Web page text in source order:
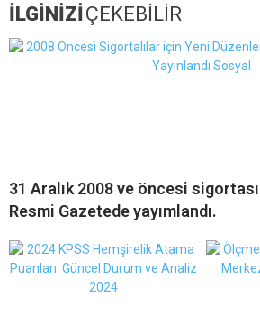
İLGİNİZİÇEKEBİLİR
31 Aralık 2008 ve öncesi
Resmi Gazetede yayımlandı.